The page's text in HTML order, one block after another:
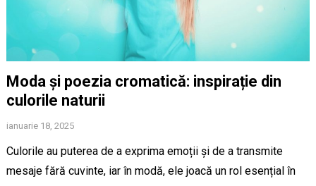
Moda și poezia cromatică: inspirație din
culorile naturii
ianuarie 18, 2025
Culorile au puterea de a exprima emoții și de a transmite
mesaje fără cuvinte, iar în modă, ele joacă un rol esențial în